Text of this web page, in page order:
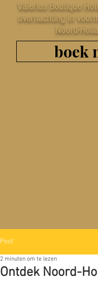
boek
Valerius Boutique
overnachting in
Noord-
Post
Ontdek Noord-
2 minuten om te lezen